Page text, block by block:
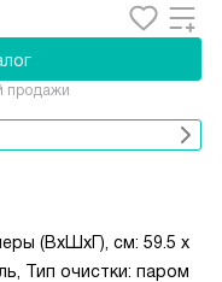
продажи
(ВxШxГ), см: 59.5 х
Тип очистки: паром